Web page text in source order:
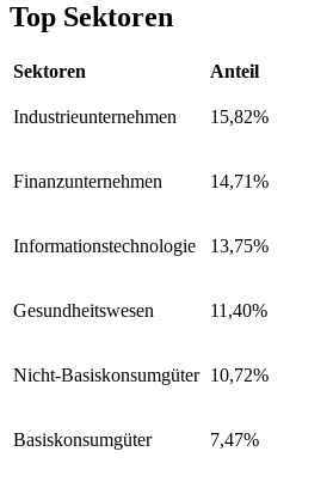
Top Sektoren
Sektoren Anteil
Industrieunternehmen 15,82%
Finanzunternehmen 14,71%
Informationstechnologie 13,75%
Gesundheitswesen 11,40%
Nicht-Basiskonsumgüter 10,72%
Basiskonsumgüter 7,47%